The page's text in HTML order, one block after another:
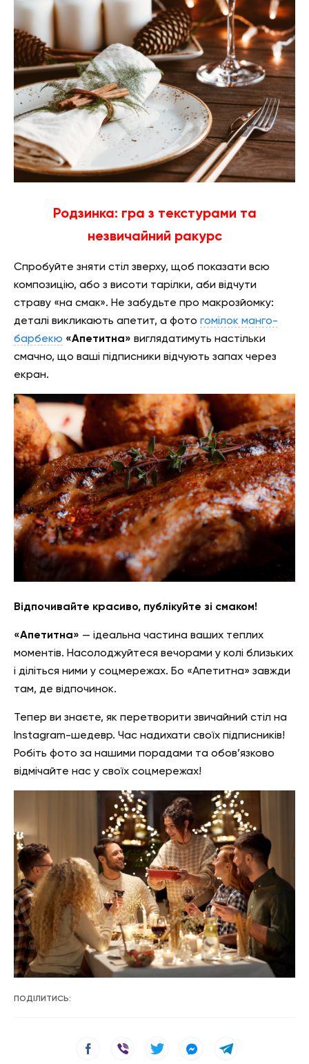
Родзинка: гра з текстурами та
незвичайний ракурс
Спробуйте зняти стіл зверху, щоб показати всю
композицію, або з висоти тарілки, аби відчути
страву «на смак». Не забудьте про макрозйомку:
деталі викликають апетит, а фото гомілок манго-
барбекю «Апетитна» виглядатимуть настільки
смачно, що ваші підписники відчують запах через
екран.
Відпочивайте красиво, публікуйте зі смаком!
«Апетитна» — ідеальна частина ваших теплих
моментів. Насолоджуйтеся вечорами у колі близьких
і діліться ними у соцмережах. Бо «Апетитна» завжди
там, де відпочинок.
Тепер ви знаєте, як перетворити звичайний стіл на
Instagram-шедевр. Час надихати своїх підписників!
Робіть фото за нашими порадами та обов’язково
відмічайте нас у своїх соцмережах!
ПОДІЛИТИСЬ: